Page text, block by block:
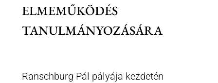
ELMEMŰKÖDÉS
TANULMÁNYOZÁSÁRA
Ranschburg Pál pályája kezdetén